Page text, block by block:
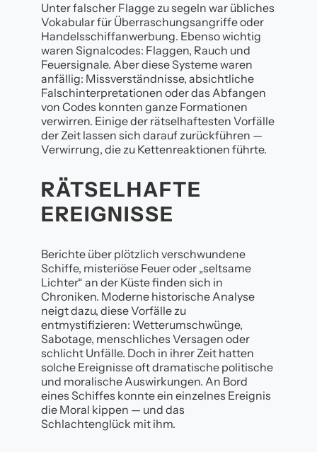
Unter falscher Flagge zu segeln war übliches
Vokabular für Überraschungsangriffe oder
Handelsschiffanwerbung. Ebenso wichtig
waren Signalcodes: Flaggen, Rauch und
Feuersignale. Aber diese Systeme waren
anfällig: Missverständnisse, absichtliche
Falschinterpretationen oder das Abfangen
von Codes konnten ganze Formationen
verwirren. Einige der rätselhaftesten Vorfälle
der Zeit lassen sich darauf zurückführen —
Verwirrung, die zu Kettenreaktionen führte.
RÄTSELHAFTE
EREIGNISSE
Berichte über plötzlich verschwundene
Schiffe, misteriöse Feuer oder „seltsame
Lichter“ an der Küste finden sich in
Chroniken. Moderne historische Analyse
neigt dazu, diese Vorfälle zu
entmystifizieren: Wetterumschwünge,
Sabotage, menschliches Versagen oder
schlicht Unfälle. Doch in ihrer Zeit hatten
solche Ereignisse oft dramatische politische
und moralische Auswirkungen. An Bord
eines Schiffes konnte ein einzelnes Ereignis
die Moral kippen — und das
Schlachtenglück mit ihm.